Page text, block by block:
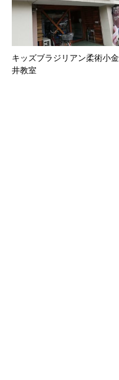
キッズブラジリアン柔術小金
井教室